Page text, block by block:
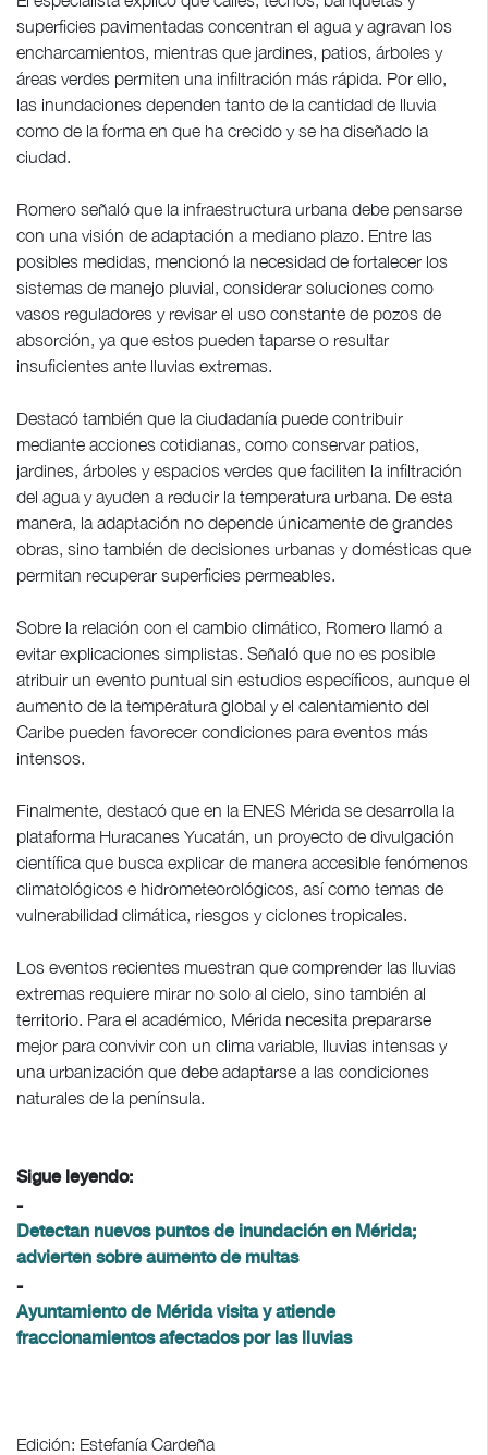
superficies pavimentadas concentran el agua y agravan los
encharcamientos, mientras que jardines, patios, árboles y
áreas verdes permiten una infiltración más rápida. Por ello,
las inundaciones dependen tanto de la cantidad de lluvia
como de la forma en que ha crecido y se ha diseñado la
ciudad.
Romero señaló que la infraestructura urbana debe pensarse
con una visión de adaptación a mediano plazo. Entre las
posibles medidas, mencionó la necesidad de fortalecer los
sistemas de manejo pluvial, considerar soluciones como
vasos reguladores y revisar el uso constante de pozos de
absorción, ya que estos pueden taparse o resultar
insuficientes ante lluvias extremas.
Destacó también que la ciudadanía puede contribuir
mediante acciones cotidianas, como conservar patios,
jardines, árboles y espacios verdes que faciliten la infiltración
del agua y ayuden a reducir la temperatura urbana. De esta
manera, la adaptación no depende únicamente de grandes
obras, sino también de decisiones urbanas y domésticas que
permitan recuperar superficies permeables.
Sobre la relación con el cambio climático, Romero llamó a
evitar explicaciones simplistas. Señaló que no es posible
atribuir un evento puntual sin estudios específicos, aunque el
aumento de la temperatura global y el calentamiento del
Caribe pueden favorecer condiciones para eventos más
intensos.
Finalmente, destacó que en la ENES Mérida se desarrolla la
plataforma Huracanes Yucatán, un proyecto de divulgación
científica que busca explicar de manera accesible fenómenos
climatológicos e hidrometeorológicos, así como temas de
vulnerabilidad climática, riesgos y ciclones tropicales.
Los eventos recientes muestran que comprender las lluvias
extremas requiere mirar no solo al cielo, sino también al
territorio. Para el académico, Mérida necesita prepararse
mejor para convivir con un clima variable, lluvias intensas y
una urbanización que debe adaptarse a las condiciones
naturales de la península.
Sigue leyendo:
-
Detectan nuevos puntos de inundación en Mérida;
advierten sobre aumento de multas
-
Ayuntamiento de Mérida visita y atiende
fraccionamientos afectados por las lluvias
Edición: Estefanía Cardeña